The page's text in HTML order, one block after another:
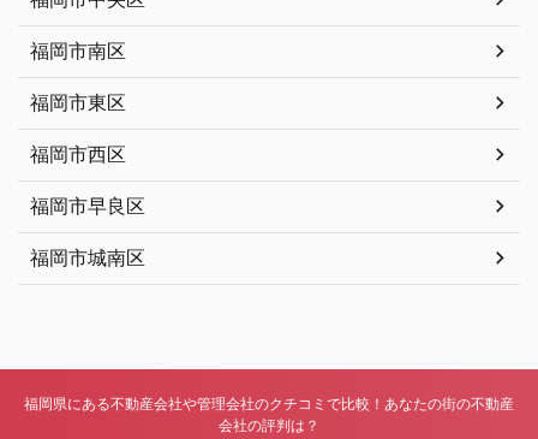
福岡市南区
福岡市東区
福岡市西区
福岡市早良区
福岡市城南区
福岡県にある不動産会社や管理会社のクチコミで比較！あなたの街の不動産
会社の評判は？